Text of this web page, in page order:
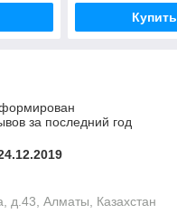
Купить
за последний год
д.43, Алматы, Казахстан